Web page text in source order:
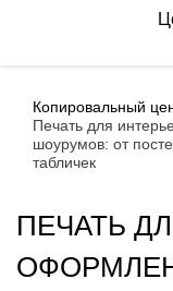
Копировальный
Печать для
шоурумов: от
табличек
ПЕЧАТЬ